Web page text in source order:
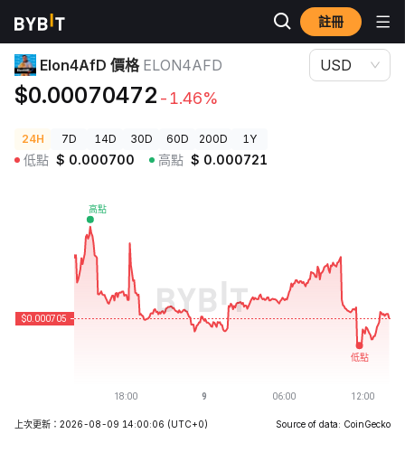
註冊
加密貨幣價格
Elon4AfD 價格 ELON4AFD
$0.00070472 -1.46%
USD
24H 7D 14D 30D 60D 200D 1Y
低點 $ 0.000700 高點 $ 0.000721
上次更新：2026-08-09 14:00:06 (UTC+0) Source of data: CoinGecko